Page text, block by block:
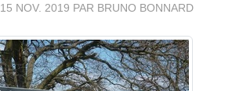
15 NOV. 2019 PAR BRUNO BONNARD